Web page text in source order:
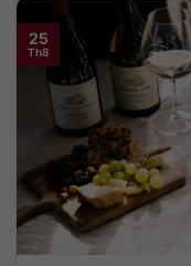
25
Th8